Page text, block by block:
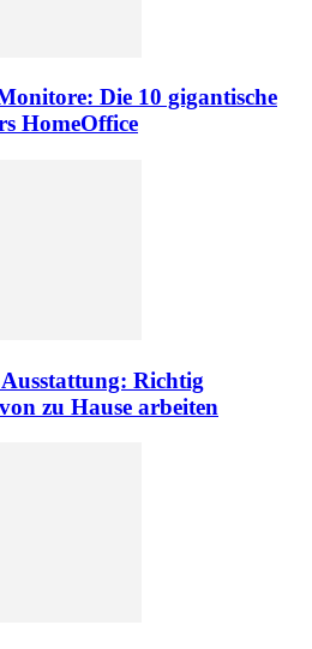
Die 10 gigantische
HomeOffice
Richtig
zu Hause arbeiten